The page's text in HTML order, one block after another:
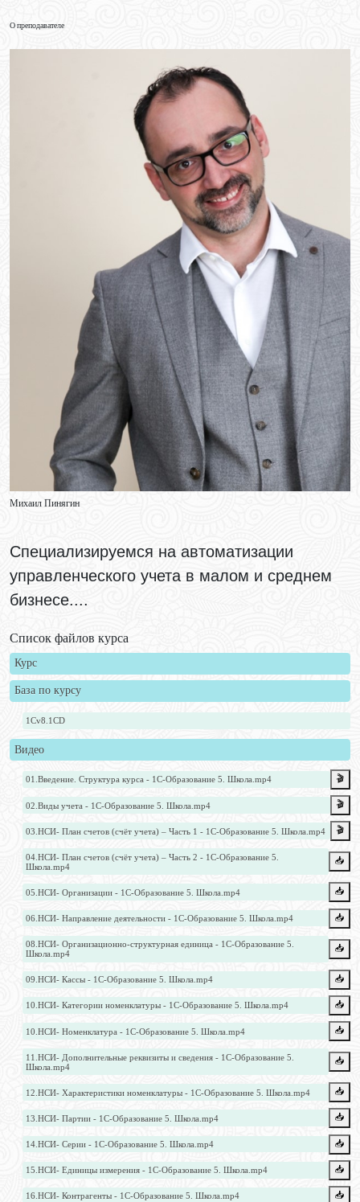
О преподавателе
Михаил Пинягин
Специализируемся на автоматизации
управленческого учета в малом и среднем
бизнесе....
Список файлов курса
Курс
База по курсу
1Cv8.1CD
Видео
01.Введение. Структура курса - 1С-Образование 5. Школа.mp4 🎬
02.Виды учета - 1С-Образование 5. Школа.mp4 🎬
03.НСИ- План счетов (счёт учета) – Часть 1 - 1С-Образование 5. Школа.mp4 🎬
04.НСИ- План счетов (счёт учета) – Часть 2 - 1С-Образование 5.
Школа.mp4
📥️
05.НСИ- Организации - 1С-Образование 5. Школа.mp4 📥️
06.НСИ- Направление деятельности - 1С-Образование 5. Школа.mp4 📥️
08.НСИ- Организационно-структурная единица - 1С-Образование 5.
Школа.mp4
📥️
09.НСИ- Кассы - 1С-Образование 5. Школа.mp4 📥️
10.НСИ- Категории номенклатуры - 1С-Образование 5. Школа.mp4 📥️
10.НСИ- Номенклатура - 1С-Образование 5. Школа.mp4 📥️
11.НСИ- Дополнительные реквизиты и сведения - 1С-Образование 5.
Школа.mp4
📥️
12.НСИ- Характеристики номенклатуры - 1С-Образование 5. Школа.mp4 📥️
13.НСИ- Партии - 1С-Образование 5. Школа.mp4 📥️
14.НСИ- Серии - 1С-Образование 5. Школа.mp4 📥️
15.НСИ- Единицы измерения - 1С-Образование 5. Школа.mp4 📥️
16.НСИ- Контрагенты - 1С-Образование 5. Школа.mp4 📥️